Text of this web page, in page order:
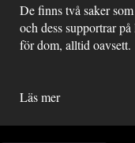
De finns två saker
och dess supportrar
för dom, alltid
Läs mer